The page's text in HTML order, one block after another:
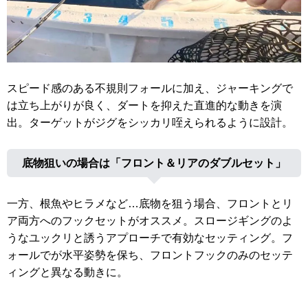
スピード感のある不規則フォールに加え、ジャーキングで
は立ち上がりが良く、ダートを抑えた直進的な動きを演
出。ターゲットがジグをシッカリ咥えられるように設計。
底物狙いの場合は「フロント＆リアのダブルセット」
一方、根魚やヒラメなど…底物を狙う場合、フロントとリ
ア両方へのフックセットがオススメ。スロージギングのよ
うなユックリと誘うアプローチで有効なセッティング。フ
ォールでが水平姿勢を保ち、フロントフックのみのセッテ
ィングと異なる動きに。